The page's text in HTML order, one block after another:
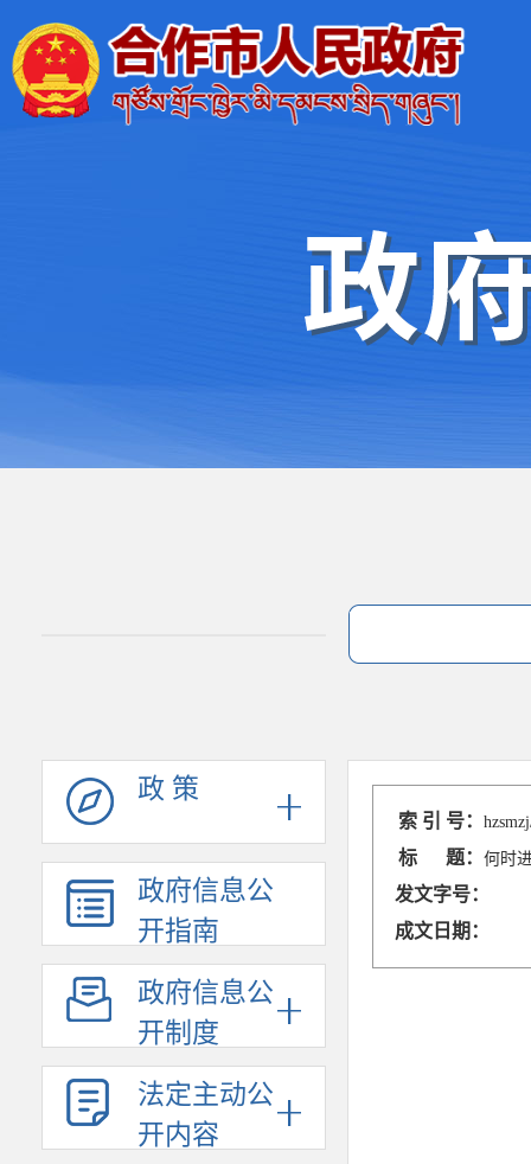
政 策
政府信息公
开指南
政府信息公
开制度
法定主动公
开内容
索 引 号：
标 题：何时
发文字号：
成文日期：